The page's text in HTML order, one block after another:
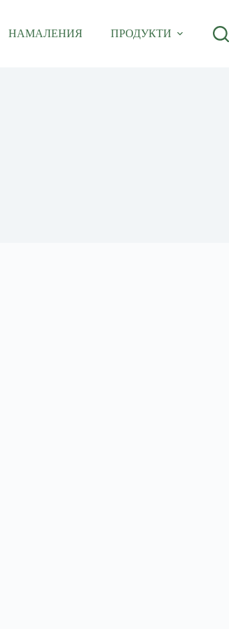
НАМАЛЕНИЯ ПРОДУКТИ